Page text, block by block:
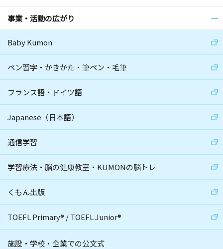
事業・活動の広がり
Baby Kumon
ペン習字・かきかた・筆ペン・毛筆
フランス語・ドイツ語
Japanese（日本語）
通信学習
学習療法・脳の健康教室・KUMONの脳トレ
くもん出版
TOEFL Primary® /TOEFL Junior®
施設・学校・企業での公文式